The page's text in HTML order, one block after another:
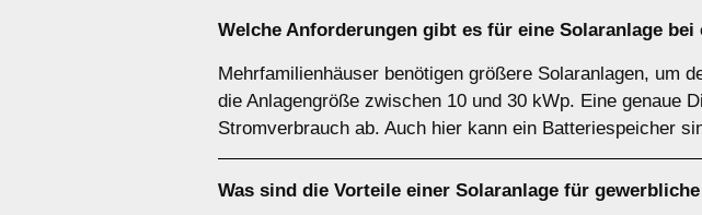
Welche Anforderungen gibt es für eine Solaranlage bei
Mehrfamilienhäuser benötigen größere Solaranlagen, um
die Anlagengröße zwischen 10 und 30 kWp. Eine genaue
Stromverbrauch ab. Auch hier kann ein Batteriespeicher
Was sind die Vorteile einer Solaranlage für